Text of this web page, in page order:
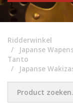
Ridderwinkel
Japanse
Tanto
Japanse